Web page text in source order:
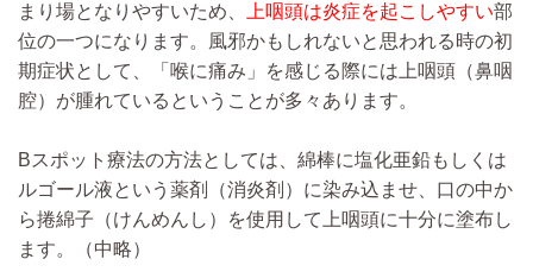
まり場となりやすいため、
上咽頭は炎症を起こしやすい部
位の一つになります。風邪かもしれないと思われる時の初
期症状として、「喉に痛み」を感じる際には上咽頭（鼻咽
腔）が腫れているということが多々あります。
Bスポット療法の方法としては、綿棒に塩化亜鉛もしくは
ルゴール液という薬剤（消炎剤）に染み込ませ、口の中か
ら捲綿子（けんめんし）を使用して上咽頭に十分に塗布し
ます。
（中略）